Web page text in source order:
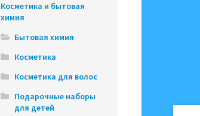
Косметика и бытовая
химия
Бытовая химия
Косметика
Косметика для волос
Подарочные наборы
для детей